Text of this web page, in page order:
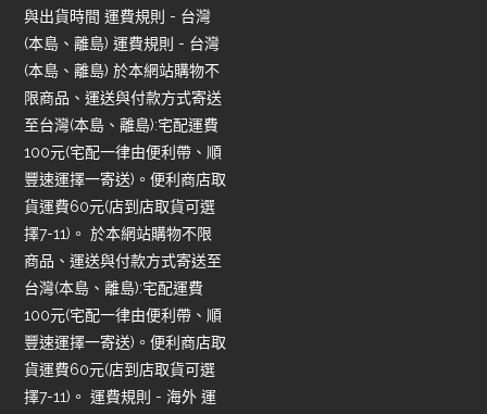
與出貨時間 運費規則 - 台灣
(本島、離島) 運費規則 - 台灣
(本島、離島) 於本網站購物不
限商品、運送與付款方式寄送
至台灣(本島、離島):宅配運費
100元(宅配一律由便利帶、順
豐速運擇一寄送)。便利商店取
貨運費60元(店到店取貨可選
擇7-11)。 於本網站購物不限
商品、運送與付款方式寄送至
台灣(本島、離島):宅配運費
100元(宅配一律由便利帶、順
豐速運擇一寄送)。便利商店取
貨運費60元(店到店取貨可選
擇7-11)。 運費規則 - 海外 運